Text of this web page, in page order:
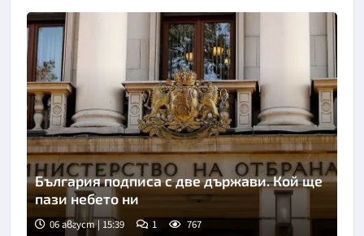
България подписа с две държави. Кой ще
пази небето ни
06 август | 15:39 1 767